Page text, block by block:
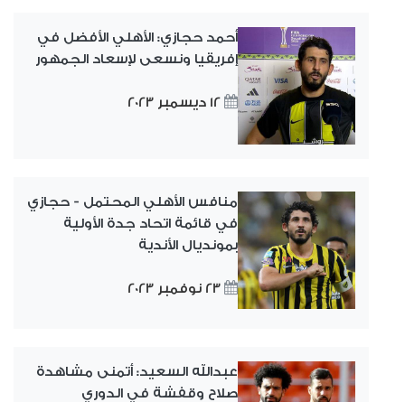
أحمد حجازي: الأهلي الأفضل في
إفريقيا ونسعى لإسعاد الجمهور
12 ديسمبر 2023
منافس الأهلي المحتمل - حجازي
في قائمة اتحاد جدة الأولية
بمونديال الأندية
23 نوفمبر 2023
عبدالله السعيد: أتمنى مشاهدة
صلاح وقفشة في الدوري